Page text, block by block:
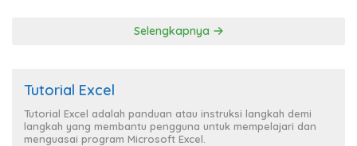
Selengkapnya
Tutorial Excel
Tutorial Excel adalah panduan atau instruksi langkah demi
langkah yang membantu pengguna untuk mempelajari dan
menguasai program Microsoft Excel.